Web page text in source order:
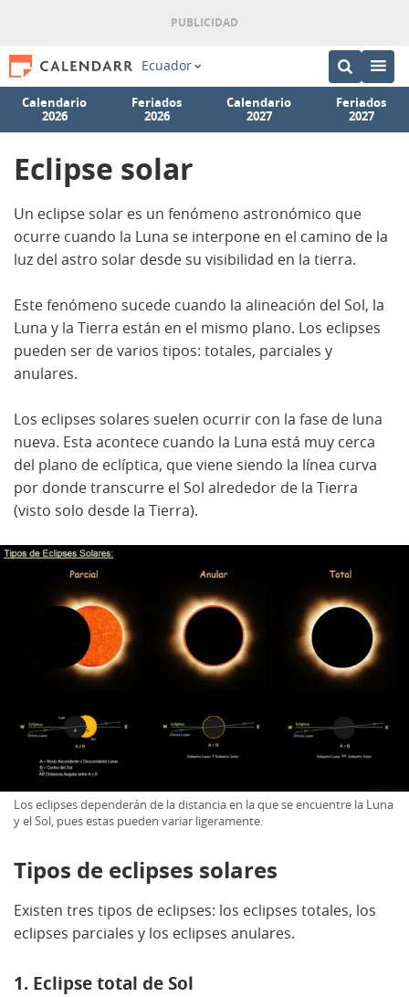
Ecuador
Calendario
2026
Feriados
2026
Calendario
2027
Feriados
2027
Eclipse solar
Un eclipse solar es un fenómeno astronómico que
ocurre cuando la Luna se interpone en el camino de la
luz del astro solar desde su visibilidad en la tierra.
Este fenómeno sucede cuando la alineación del Sol, la
Luna y la Tierra están en el mismo plano. Los eclipses
pueden ser de varios tipos: totales, parciales y
anulares.
Los eclipses solares suelen ocurrir con la fase de luna
nueva. Esta acontece cuando la Luna está muy cerca
del plano de eclíptica, que viene siendo la línea curva
por donde transcurre el Sol alrededor de la Tierra
(visto solo desde la Tierra).
Los eclipses dependerán de la distancia en la que se encuentre la Luna
y el Sol, pues estas pueden variar ligeramente.
Tipos de eclipses solares
Existen tres tipos de eclipses: los eclipses totales, los
eclipses parciales y los eclipses anulares.
1. Eclipse total de Sol